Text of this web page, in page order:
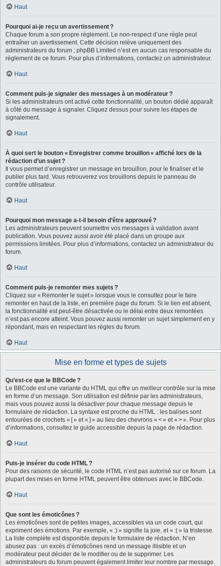
Haut
Pourquoi ai-je reçu un avertissement ?
Chaque forum a son propre règlement. Le non-respect d’une règle peut
entraîner un avertissement. Cette décision relève uniquement des
administrateurs du forum ; phpBB Limited n’est en aucun cas responsable du
règlement de ce forum. Pour plus d’informations, contactez un administrateur.
Haut
Comment puis-je signaler des messages à un modérateur ?
Si les administrateurs ont activé cette fonctionnalité, un bouton dédié apparaît
à côté du message à signaler. Cliquez dessus pour suivre les étapes de
signalement.
Haut
À quoi sert le bouton « Enregistrer comme brouillon » affiché lors de la
rédaction d’un sujet ?
Il vous permet d’enregistrer un message en brouillon, pour le finaliser et le
publier plus tard. Vous retrouverez vos brouillons depuis le panneau de
contrôle utilisateur.
Haut
Pourquoi mon message a-t-il besoin d’être approuvé ?
Les administrateurs peuvent soumettre vos messages à validation avant
publication. Vous pouvez aussi avoir été placé dans un groupe aux
permissions limitées. Pour plus d’informations, contactez un administrateur du
forum.
Haut
Comment puis-je remonter mes sujets ?
Cliquez sur « Remonter le sujet » lorsque vous le consultez pour le faire
remonter en haut de la liste, en première page du forum. Si le lien est absent,
la fonctionnalité est peut-être désactivée ou le délai entre deux remontées
n’est pas encore atteint. Vous pouvez aussi remonter un sujet simplement en y
répondant, mais en respectant les règles du forum.
Haut
Mise en forme et types de sujets
Qu’est-ce que le BBCode ?
Le BBCode est une variante du HTML qui offre un meilleur contrôle sur la mise
en forme d’un message. Son utilisation est définie par les administrateurs,
mais vous pouvez aussi la désactiver pour chaque message depuis le
formulaire de rédaction. La syntaxe est proche du HTML : les balises sont
entourées de crochets « [ » et « ] » au lieu des chevrons « < » et « > ». Pour plus
d’informations, consultez le guide accessible depuis la page de rédaction.
Haut
Puis-je insérer du code HTML ?
Pour des raisons de sécurité, le code HTML n’est pas autorisé sur ce forum. La
plupart des mises en forme HTML peuvent être obtenues avec le BBCode.
Haut
Que sont les émoticônes ?
Les émoticônes sont de petites images, accessibles via un code court, qui
expriment des émotions. Par exemple, « :) » signifie la joie, et « :( » la tristesse.
La liste complète est disponible depuis le formulaire de rédaction. N’en
abusez pas : un excès d’émoticônes rend un message illisible et un
modérateur peut décider de le modifier ou de le supprimer. Les
administrateurs du forum peuvent également limiter leur nombre par message.